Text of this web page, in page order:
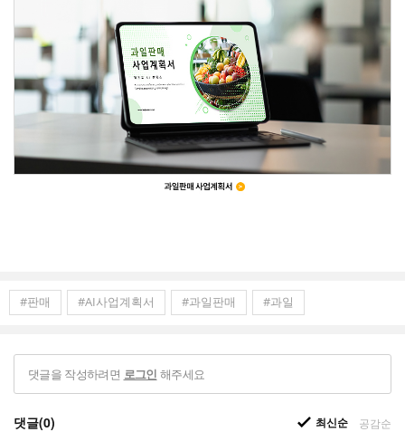
#판매 #AI사업계획서 #과일판매 #과일
댓글을 작성하려면 로그인 해주세요
댓글(0) 최신순 공감순